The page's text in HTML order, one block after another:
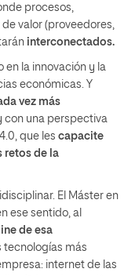
procesos,
valor (proveedores,
interconectados.
en la innovación y la
económicas. Y
vez más
con una perspectiva
que les capacite
retos de la
El Máster en
ese sentido, al
de esa
tecnologías más
internet de las